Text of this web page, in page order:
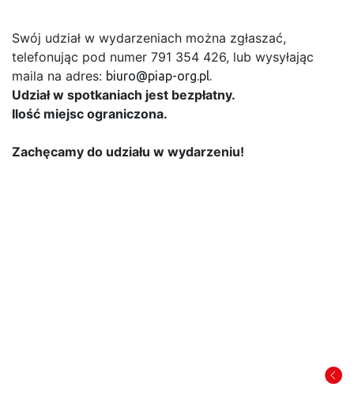
Swój udział w wydarzeniach można zgłaszać,
telefonując pod numer 791 354 426, lub wysyłając
maila na adres: biuro@piap-org.pl.
Udział w spotkaniach jest bezpłatny.
Ilość miejsc ograniczona.
Zachęcamy do udziału w wydarzeniu!